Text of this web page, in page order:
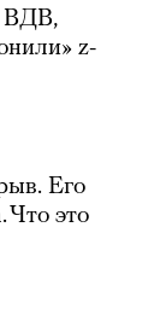
ВДВ,
z-
Его
Что это